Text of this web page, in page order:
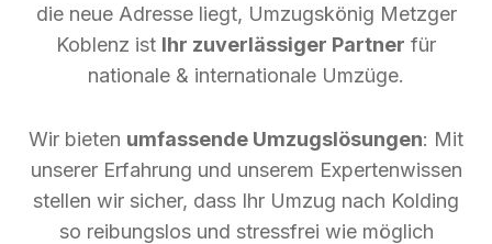
die neue Adresse liegt, Umzugskönig Metzger
Koblenz ist Ihr zuverlässiger Partner für
nationale & internationale Umzüge.
Wir bieten umfassende Umzugslösungen: Mit
unserer Erfahrung und unserem Expertenwissen
stellen wir sicher, dass Ihr Umzug nach Kolding
so reibungslos und stressfrei wie möglich